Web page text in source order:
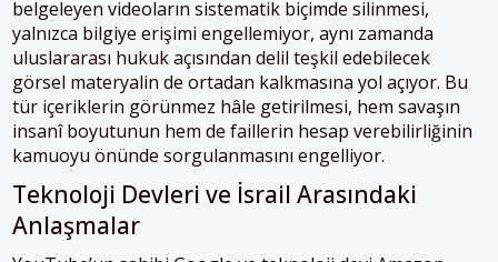
belgeleyen videoların sistematik biçimde silinmesi,
yalnızca bilgiye erişimi engellemiyor, aynı zamanda
uluslararası hukuk açısından delil teşkil edebilecek
görsel materyalin de ortadan kalkmasına yol açıyor. Bu
tür içeriklerin görünmez hâle getirilmesi, hem savaşın
insanî boyutunun hem de faillerin hesap verebilirliğinin
kamuoyu önünde sorgulanmasını engelliyor.
Teknoloji Devleri ve İsrail Arasındaki
Anlaşmalar